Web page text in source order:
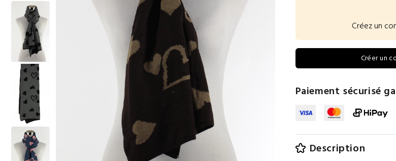
Créez un
Créer un
Paiement sécurisé
Description